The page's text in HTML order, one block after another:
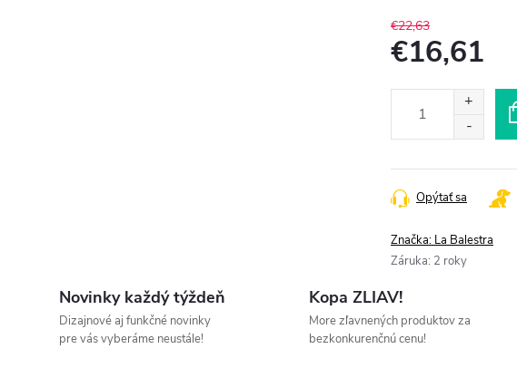
€22,63
€16,61
Opýtať sa
Značka: La Balestra
Záruka: 2 roky
Novinky každý týždeň
Dizajnové aj funkčné novinky
pre vás vyberáme neustále!
Kopa ZLIAV!
More zľavnených produktov za
bezkonkurenčnú cenu!